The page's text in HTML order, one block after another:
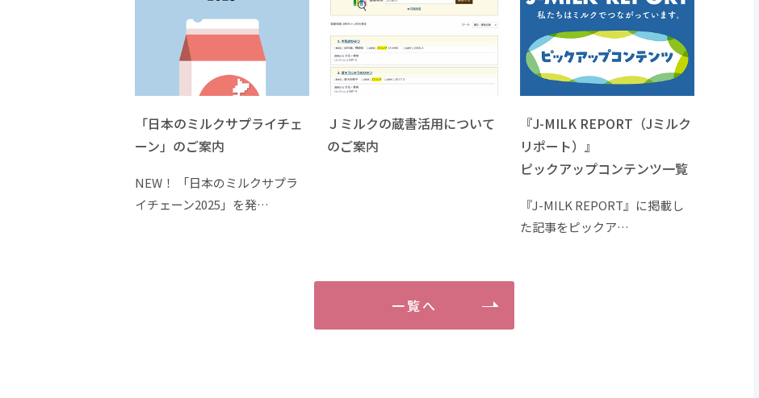
「日本のミルクサプライチェ
ーン」のご案内
NEW！ 「日本のミルクサプラ
イチェーン2025」を発…
Ｊミルクの蔵書活用について
のご案内
『J-MILK REPORT（Jミルク
リポート）』
ピックアップコンテンツ一覧
『J-MILK REPORT』に掲載し
た記事をピックア…
一覧へ